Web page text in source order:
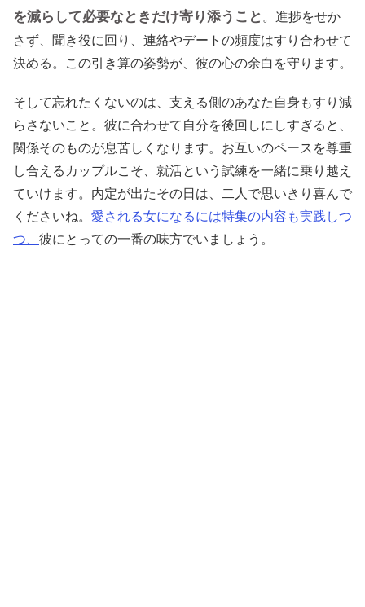
を減らして必要なときだけ寄り添うこと 。進捗をせか
さず、聞き役に回り、連絡やデートの頻度はすり合わせて
決める。この引き算の姿勢が、彼の心の余白を守ります。
そして忘れたくないのは、支える側のあなた自身もすり減
らさないこと。彼に合わせて自分を後回しにしすぎると、
関係そのものが息苦しくなります。お互いのペースを尊重
し合えるカップルこそ、就活という試練を一緒に乗り越え
ていけます。内定が出たその日は、二人で思いきり喜んで
くださいね。 愛される女になるには特集の内容も実践しつ
つ、 彼にとっての一番の味方でいましょう。